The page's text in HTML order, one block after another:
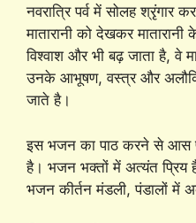
नवरात्रि पर्व में सोलह श्रृंगार
मातारानी को देखकर
विश्वाश और भी बढ़ जाता है, वे
उनके आभूषण, वस्त्र और
जाते है।
इस भजन का पाठ करने से आस
है। भजन भक्तों में अत्यंत प्रिय
भजन कीर्तन मंडली, पंडालों में